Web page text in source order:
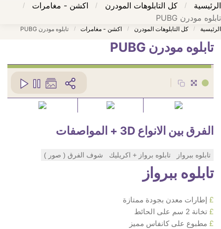
الرئيسية
/ كل التابلوهات المودرن / اكشن - مغامرات /
تابلوه مودرن PUBG
الرئيسية / كل التابلوهات المودرن / اكشن - مغامرات / تابلوه مودرن PUBG
تابلوه مودرن PUBG
الفرق بين الانواع 3D + المواصفات
تابلوه ببرواز تابلوه برواز + اكريليك شوف الفرق ( صور )
تابلوه ببرواز
£ إطارات معدن بجودة ممتازة
£ تخانة 2 سم على الحائط
£ مطبوع على كانفاس مميز